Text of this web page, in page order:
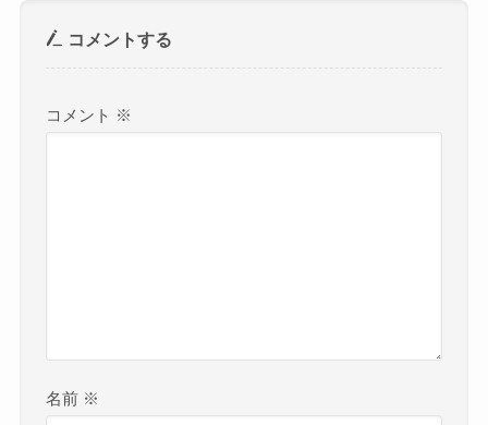
コメントする
コメント ※
名前 ※